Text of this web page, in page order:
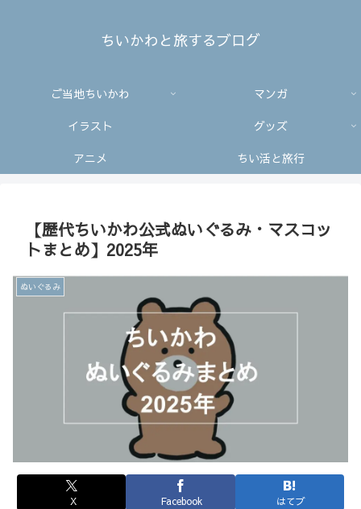
ちいかわと旅するブログ
ご当地ちいかわ
マンガ
イラスト
グッズ
アニメ
ちい活と旅行
【歴代ちいかわ公式ぬいぐるみ・マスコッ
トまとめ】2025年
ぬいぐるみ
X Facebook はてブ